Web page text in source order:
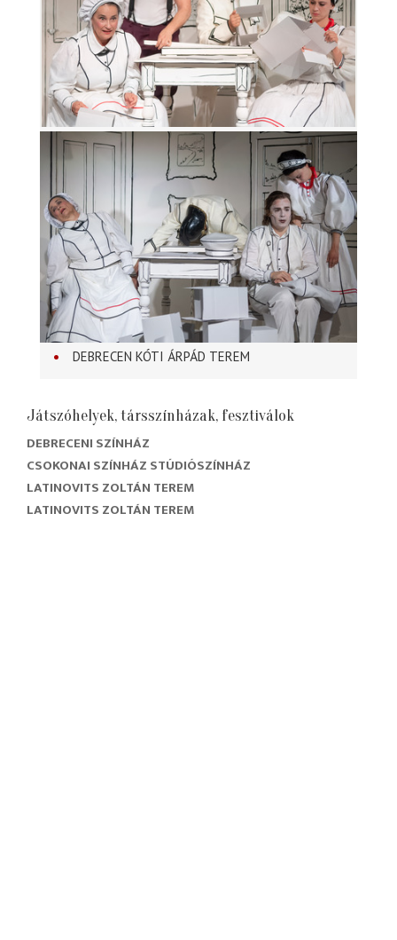
DEBRECEN KÓTI ÁRPÁD TEREM
Játszóhelyek, társszínházak, fesztiválok
DEBRECENI SZÍNHÁZ
CSOKONAI SZÍNHÁZ STÚDIÓSZÍNHÁZ
LATINOVITS ZOLTÁN TEREM
LATINOVITS ZOLTÁN TEREM